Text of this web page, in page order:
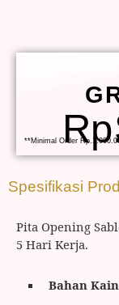
**Minimal Order
Spesifikasi
Pita Opening
5 Hari Kerja.
Bahan